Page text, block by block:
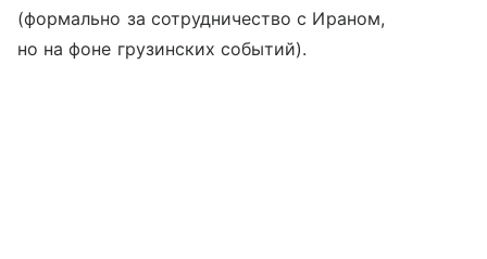
(формально за сотрудничество с Ираном,
но на фоне грузинских событий).